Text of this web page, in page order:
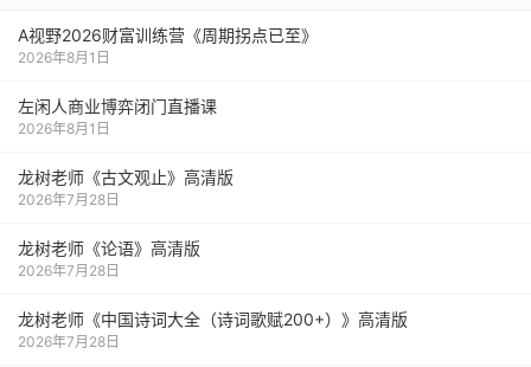
A视野2026财富训练营《周期拐点已至》
2026年8月1日
左闲人商业博弈闭门直播课
2026年8月1日
龙树老师《古文观止》高清版
2026年7月28日
龙树老师《论语》高清版
2026年7月28日
龙树老师《中国诗词大全（诗词歌赋200+）》高清版
2026年7月28日